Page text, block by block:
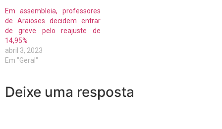
Em assembleia, professores
de Araioses decidem entrar
de greve pelo reajuste de
14,95%
abril 3, 2023
Em "Geral"
Deixe uma resposta